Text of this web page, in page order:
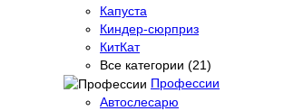
Капуста
Киндер-сюрприз
КитКат
Все категории (21)
Профессии
Автослесарю